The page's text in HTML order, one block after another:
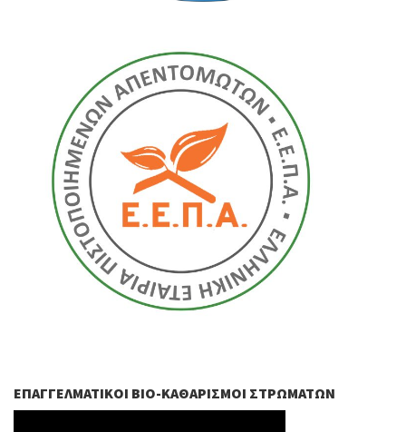
ΕΠΑΓΓΕΛΜΑΤΙΚΟΊ ΒIO-ΚΑΘΑΡΙΣΜΟΊ ΣΤΡΩΜΆΤΩΝ